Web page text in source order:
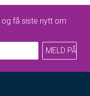
få siste nytt om